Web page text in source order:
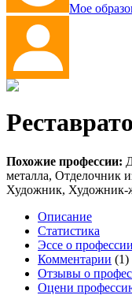
Мое
Похожие профессии:
металла, Отделочник
Художник, Художник-
Описание
Статистика
Эссе о профессии
Комментарии (1)
Отзывы о
Оцени